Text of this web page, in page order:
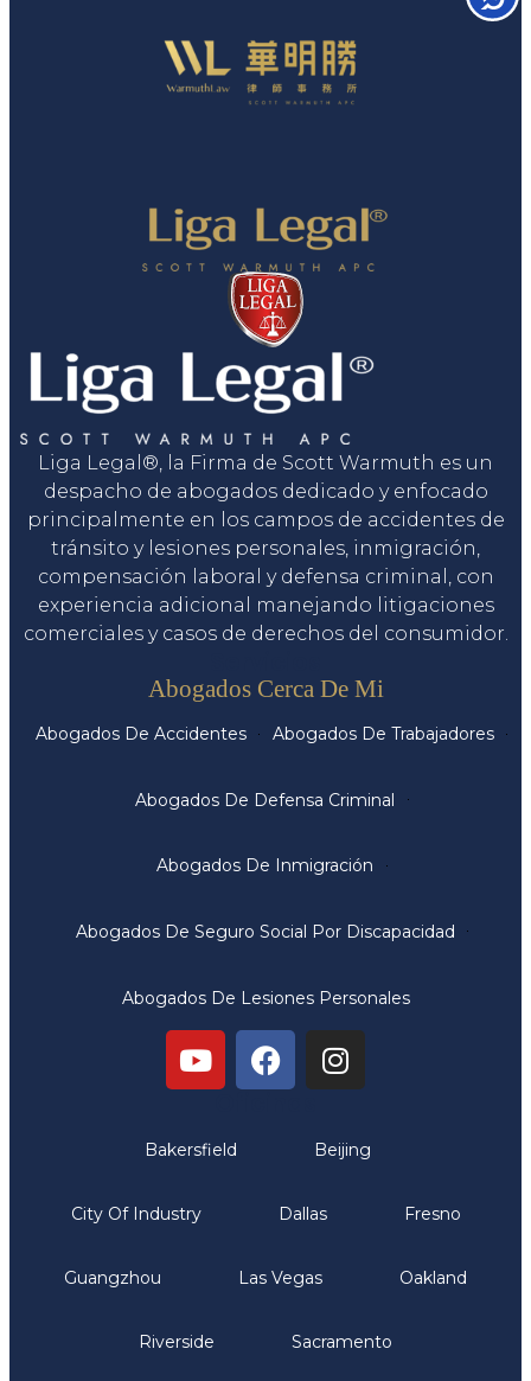
Liga Legal®, la Firma de Scott Warmuth es un
despacho de abogados dedicado y enfocado
principalmente en los campos de accidentes de
tránsito y lesiones personales, inmigración,
compensación laboral y defensa criminal, con
experiencia adicional manejando litigaciones
comerciales y casos de derechos del consumidor.
Abogados Cerca De Mi
Abogados De Accidentes Abogados De Trabajadores
Abogados De Defensa Criminal
Abogados De Inmigración
Abogados De Seguro Social Por Discapacidad
Abogados De Lesiones Personales
Bakersfield Beijing
City Of Industry Dallas Fresno
Guangzhou Las Vegas Oakland
Riverside Sacramento